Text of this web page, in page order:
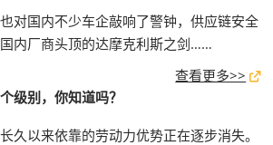
对国内不少车企敲响了警钟，供应链安全
内厂商头顶的达摩克利斯之剑……
查看更多>>
级别，你知道吗？
久以来依靠的劳动力优势正在逐步消失。